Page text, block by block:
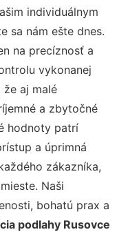
individuálnym
sa nám ešte dnes.
na precíznosť a
vykonanej
že aj malé
a zbytočné
hodnoty patrí
a úprimná
zákazníka,
Naši
bohatú prax a
podlahy Rusovce